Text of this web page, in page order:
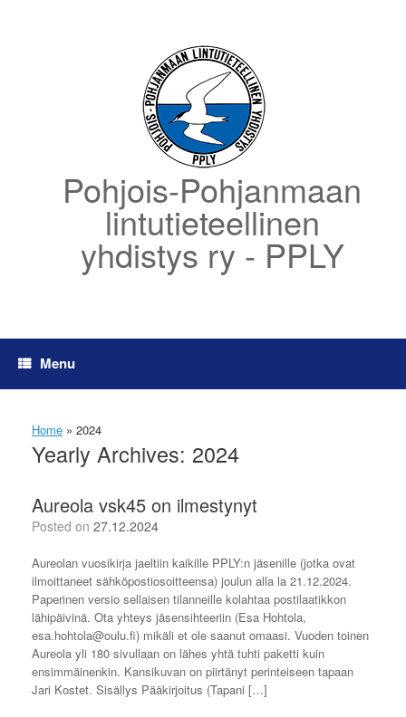
Pohjois-Pohjanmaan
lintutieteellinen
yhdistys ry - PPLY
Menu
Home » 2024
Yearly Archives: 2024
Aureola vsk45 on ilmestynyt
Posted on 27.12.2024
Aureolan vuosikirja jaeltiin kaikille PPLY:n jäsenille (jotka ovat
ilmoittaneet sähköpostiosoitteensa) joulun alla la 21.12.2024.
Paperinen versio sellaisen tilanneille kolahtaa postilaatikkon
lähipäivinä. Ota yhteys jäsensihteeriin (Esa Hohtola,
esa.hohtola@oulu.fi) mikäli et ole saanut omaasi. Vuoden toinen
Aureola yli 180 sivullaan on lähes yhtä tuhti paketti kuin
ensimmäinenkin. Kansikuvan on piirtänyt perinteiseen tapaan
Jari Kostet. Sisällys Pääkirjoitus (Tapani […]